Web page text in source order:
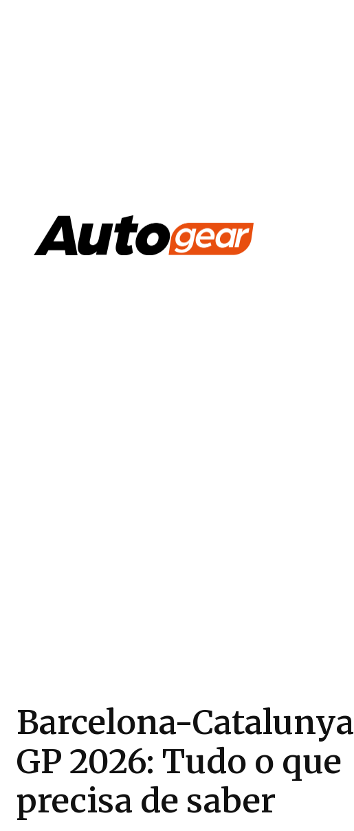
Barcelona-Catalunya
GP 2026: Tudo o que
precisa de saber